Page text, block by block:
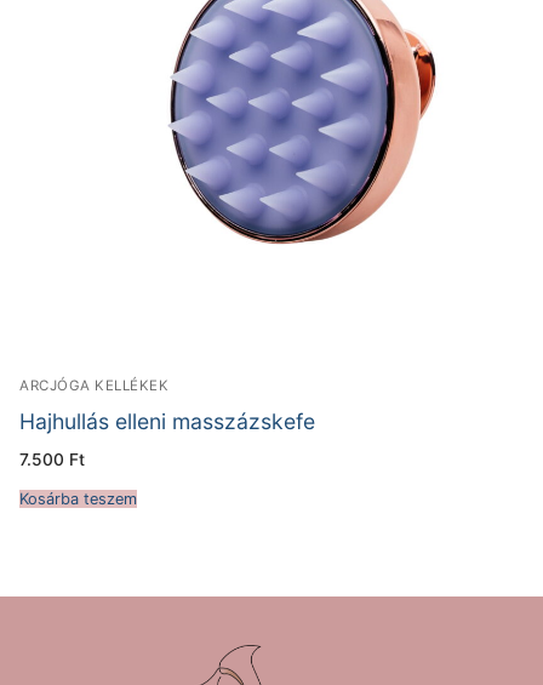
ARCJÓGA KELLÉKEK
Hajhullás elleni masszázskefe
7.500 Ft
Kosárba teszem